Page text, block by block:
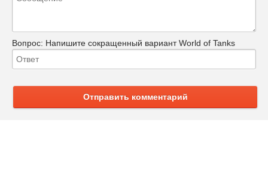
Вопрос: Напишите сокращенный вариант World of Tanks
Отправить комментарий